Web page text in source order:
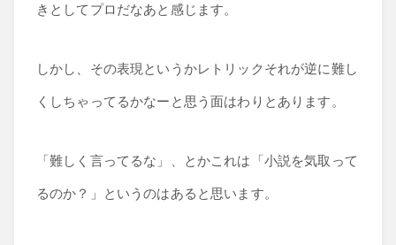
きとしてプロだなあと感じます。
しかし、その表現というかレトリックそれが逆に難し
くしちゃってるかなーと思う面はわりとあります。
「難しく言ってるな」、とかこれは「小説を気取って
るのか？」というのはあると思います。